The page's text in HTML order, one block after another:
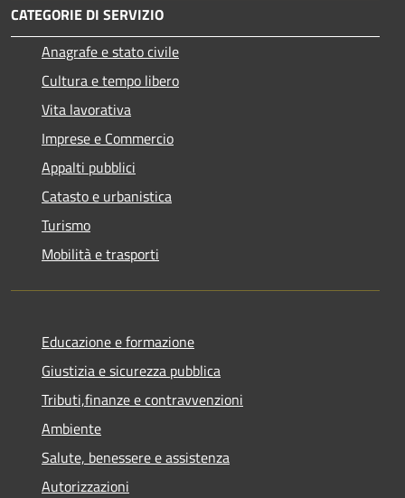
CATEGORIE DI SERVIZIO
Anagrafe e stato civile
Cultura e tempo libero
Vita lavorativa
Imprese e Commercio
Appalti pubblici
Catasto e urbanistica
Turismo
Mobilità e trasporti
Educazione e formazione
Giustizia e sicurezza pubblica
Tributi,finanze e contravvenzioni
Ambiente
Salute, benessere e assistenza
Autorizzazioni